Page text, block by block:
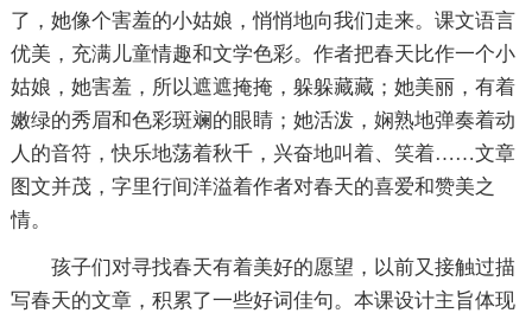
了，她像个害羞的小姑娘，悄悄地向我们走来。课文语言
优美，充满儿童情趣和文学色彩。作者把春天比作一个小
姑娘，她害羞，所以遮遮掩掩，躲躲藏藏；她美丽，有着
嫩绿的秀眉和色彩斑斓的眼睛；她活泼，娴熟地弹奏着动
人的音符，快乐地荡着秋千，兴奋地叫着、笑着……文章
图文并茂，字里行间洋溢着作者对春天的喜爱和赞美之
情。
孩子们对寻找春天有着美好的愿望，以前又接触过描
写春天的文章，积累了一些好词佳句。本课设计主旨体现